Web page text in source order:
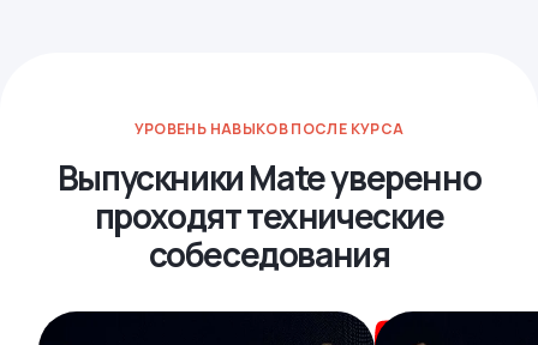
УРОВЕНЬ НАВЫКОВ ПОСЛЕ КУРСА
Выпускники Mate уверенно
проходят технические
собеседования